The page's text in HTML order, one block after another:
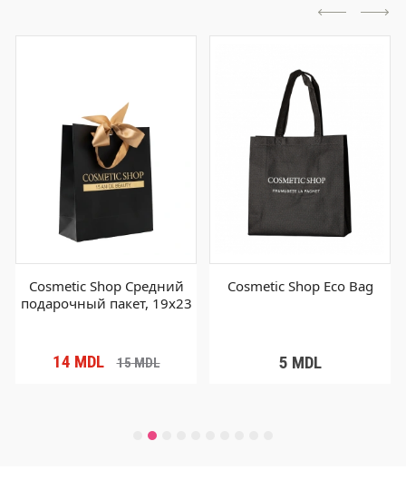
Cosmetic Shop Средний
подарочный пакет, 19x23
14 MDL 15MDL
Cosmetic Shop Eco Bag
5 MDL